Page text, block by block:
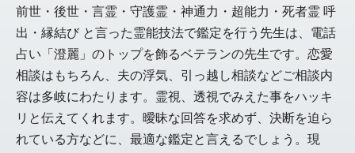
前世・後世・言霊・守護霊・神通力・超能力・死者霊 呼
出・縁結び と言った霊能技法で鑑定を行う先生は、電話
占い「澄麗」のトップを飾るベテランの先生です。恋愛
相談はもちろん、夫の浮気、引っ越し相談などご相談内
容は多岐にわたります。霊視、透視でみえた事をハッキ
リと伝えてくれます。曖昧な回答を求めず、決断を迫ら
れている方などに、最適な鑑定と言えるでしょう。現